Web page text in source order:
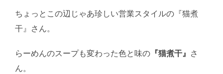
ちょっとこの辺じゃあ珍しい営業スタイルの『猫煮
干』さん。
らーめんのスープも変わった色と味の 『猫煮干』
さ
ん。